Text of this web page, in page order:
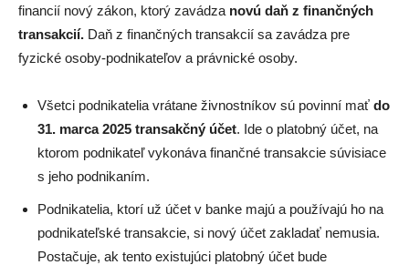
financií nový zákon, ktorý zavádza novú daň z finančných
transakcií. Daň z finančných transakcií sa zavádza pre
fyzické osoby-podnikateľov a právnické osoby.
Všetci podnikatelia vrátane živnostníkov sú povinní mať do
31. marca 2025 transakčný účet. Ide o platobný účet, na
ktorom podnikateľ vykonáva finančné transakcie súvisiace
s jeho podnikaním.
Podnikatelia, ktorí už účet v banke majú a používajú ho na
podnikateľské transakcie, si nový účet zakladať nemusia.
Postačuje, ak tento existujúci platobný účet bude